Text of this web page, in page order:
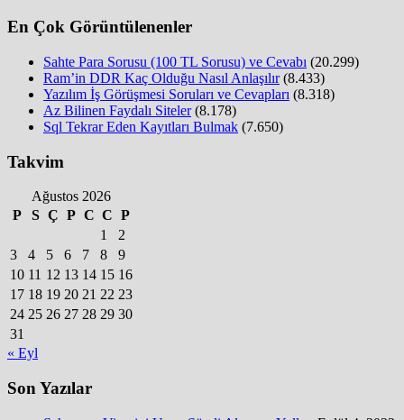
En Çok Görüntülenenler
Sahte Para Sorusu (100 TL Sorusu) ve Cevabı (20.299)
Ram’in DDR Kaç Olduğu Nasıl Anlaşılır (8.433)
Yazılım İş Görüşmesi Soruları ve Cevapları (8.318)
Az Bilinen Faydalı Siteler (8.178)
Sql Tekrar Eden Kayıtları Bulmak (7.650)
Takvim
Ağustos 2026
P
S Ç P C C P
1
2
3
4 5 6 7 8
9
10 11 12 13 14 15 16
17 18 19 20 21 22 23
24 25 26 27 28 29 30
31
« Eyl
Son Yazılar